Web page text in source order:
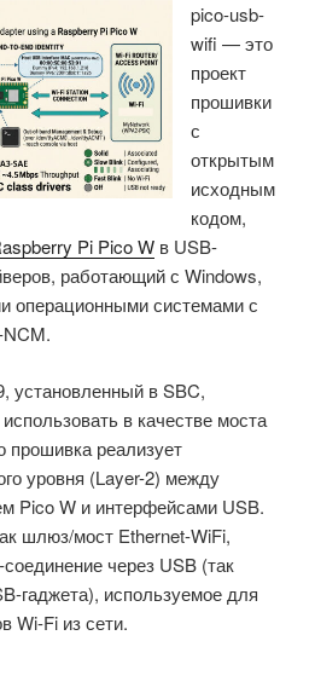
pico-usb-
wifi — это
проект
прошивки
с
открытым
исходным
кодом,
Pi Pico W в USB-
работающий с Windows,
операционными системами с
установленный в SBC,
в качестве моста
прошивка реализует
уровня (Layer-2) между
Pico W и интерфейсами USB.
шлюз/мост Ethernet-WiFi,
через USB (так
гаджета), используемое для
Wi-Fi из сети.